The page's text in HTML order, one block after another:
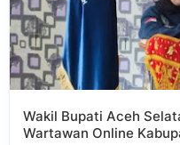
Wakil Bupati Aceh
Wartawan Online